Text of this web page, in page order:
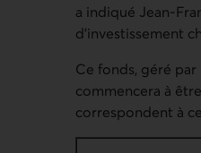
a indiqué
d’investissement
Ce fonds, géré
commencera à
correspondent à